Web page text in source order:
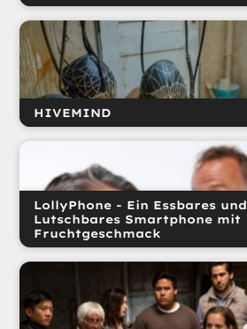
HIVEMIND
LollyPhone - Ein Essbares und
Lutschbares Smartphone mit
Fruchtgeschmack